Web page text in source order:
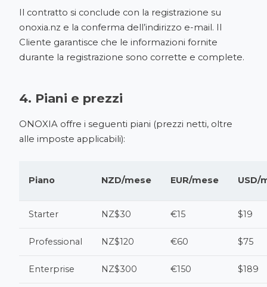
Il contratto si conclude con la registrazione su
onoxia.nz e la conferma dell’indirizzo e-mail. Il
Cliente garantisce che le informazioni fornite
durante la registrazione sono corrette e complete.
4. Piani e prezzi
ONOXIA offre i seguenti piani (prezzi netti, oltre
alle imposte applicabili):
Piano NZD/mese EUR/mese USD/
Starter NZ$30 €15 $19
Professional NZ$120 €60 $75
Enterprise NZ$300 €150 $189